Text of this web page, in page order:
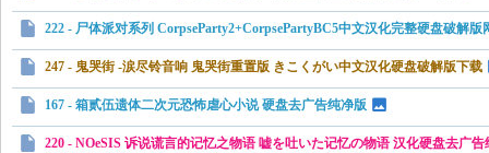
游
戏
222 - 尸体派对系列 CorpseParty2+CorpsePartyBC5中文汉化完整硬盘破解版
247 - 鬼哭街 -涙尽铃音响 鬼哭街重置版 きこくがい中文汉化硬盘破解版下载
167 - 箱贰伍遗体二次元恐怖虐心小说 硬盘去广告纯净版
220 - NOeSIS 诉说谎言的记忆之物语 嘘を吐いた记忆の物语 汉化硬盘去广告